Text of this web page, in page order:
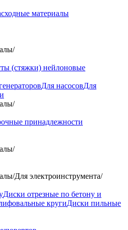
/
(стяжки) нейлоновые
Для насосовДля
/
принадлежности
/
/Для электроинструмента/
Диски отрезные по бетону и
кругиДиски пильные